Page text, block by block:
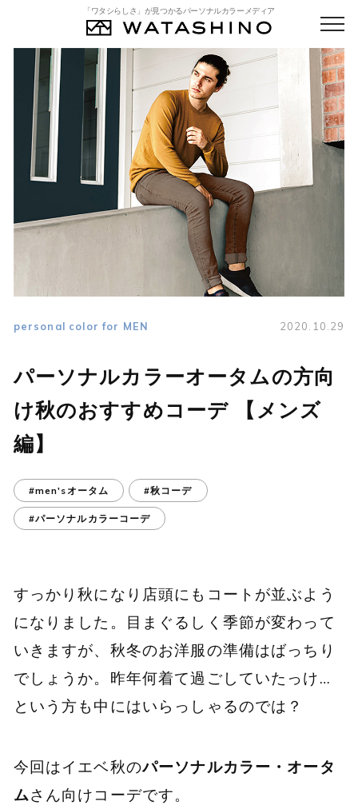
「ワタシらしさ」が見つかるパーソナルカラーメディア
personal color for MEN 2020.10.29
パーソナルカラーオータムの方向
け秋のおすすめコーデ 【メンズ
編】
#men'sオータム #秋コーデ
#パーソナルカラーコーデ
すっかり秋になり店頭にもコートが並ぶよう
になりました。目まぐるしく季節が変わって
いきますが、秋冬のお洋服の準備はばっちり
でしょうか。昨年何着て過ごしていたっけ…
という方も中にはいらっしゃるのでは？
今回はイエベ秋のパーソナルカラー・オータ
ムさん向けコーデです。